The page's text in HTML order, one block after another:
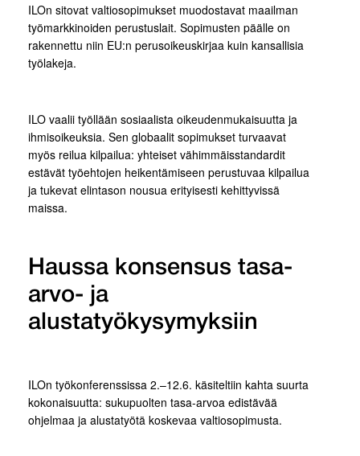
ILOn sitovat valtiosopimukset muodostavat maailman
työmarkkinoiden perustuslait. Sopimusten päälle on
rakennettu niin EU:n perusoikeuskirjaa kuin kansallisia
työlakeja.
ILO vaalii työllään sosiaalista oikeudenmukaisuutta ja
ihmisoikeuksia. Sen globaalit sopimukset turvaavat
myös reilua kilpailua: yhteiset vähimmäisstandardit
estävät työehtojen heikentämiseen perustuvaa kilpailua
ja tukevat elintason nousua erityisesti kehittyvissä
maissa.
Haussa konsensus tasa-
arvo- ja
alustatyökysymyksiin
ILOn työkonferenssissa 2.–12.6. käsiteltiin kahta suurta
kokonaisuutta: sukupuolten tasa-arvoa edistävää
ohjelmaa ja alustatyötä koskevaa valtiosopimusta.